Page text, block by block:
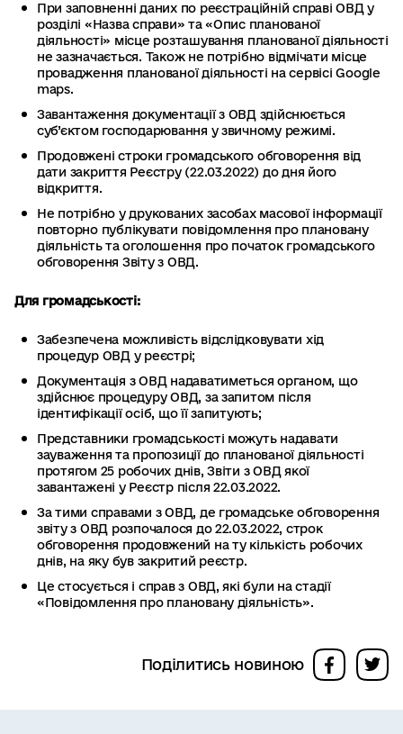
При заповненні даних по реєстраційній справі ОВД у
розділі «Назва справи» та «Опис планованої
діяльності» місце розташування планованої діяльності
не зазначається. Також не потрібно відмічати місце
провадження планованої діяльності на сервісі Google
maps.
Завантаження документації з ОВД здійснюється
суб’єктом господарювання у звичному режимі.
Продовжені строки громадського обговорення від
дати закриття Реєстру (22.03.2022) до дня його
відкриття.
Не потрібно у друкованих засобах масової інформації
повторно публікувати повідомлення про плановану
діяльність та оголошення про початок громадського
обговорення Звіту з ОВД.
Для громадськості:
Забезпечена можливість відслідковувати хід
процедур ОВД у реєстрі;
Документація з ОВД надаватиметься органом, що
здійснює процедуру ОВД, за запитом після
ідентифікації осіб, що її запитують;
Представники громадськості можуть надавати
зауваження та пропозиції до планованої діяльності
протягом 25 робочих днів, Звіти з ОВД якої
завантажені у Реєстр після 22.03.2022.
За тими справами з ОВД, де громадське обговорення
звіту з ОВД розпочалося до 22.03.2022, строк
обговорення продовжений на ту кількість робочих
днів, на яку був закритий реєстр.
Це стосується і справ з ОВД, які були на стадії
«Повідомлення про плановану діяльність».
Поділитись новиною